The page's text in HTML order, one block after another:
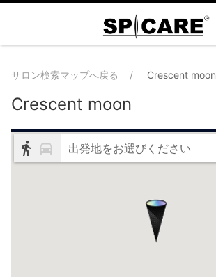
サロン検索マップへ戻る Crescent moon
Crescent moon
出発地をお選びください